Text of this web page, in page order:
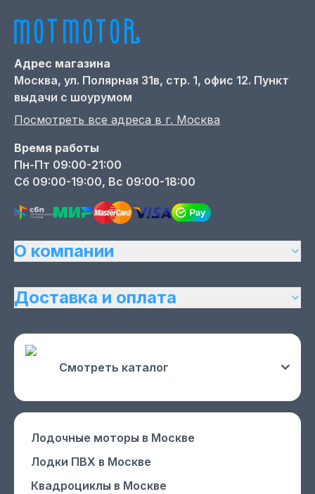
Адрес магазина
Москва, ул. Полярная 31в, стр. 1, офис 12. Пункт
выдачи с шоурумом
Посмотреть все адреса в г. Москва
Время работы
Пн-Пт 09:00-21:00
Сб 09:00-19:00, Вс 09:00-18:00
О компании
Доставка и оплата
Смотреть каталог
Лодочные моторы в Москве
Лодки ПВХ в Москве
Квадроциклы в Москве